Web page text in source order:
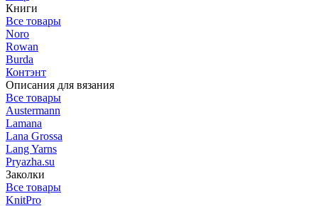
Книги
Все товары
Noro
Rowan
Burda
Контэнт
Описания для вязания
Все товары
Austermann
Lamana
Lana Grossa
Lang Yarns
Pryazha.su
Заколки
Все товары
KnitPro